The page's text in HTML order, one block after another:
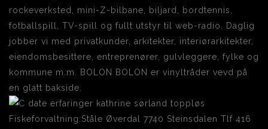
rockeverksted, mini-Z-bilbane, biljard, bordtennis,
fotballspill, TV-spill og fullt utstyr til web-radio. Daglig
jobber vi med privatkunder, arkitekter, interiørarkitekter,
eiendomsbesittere, entreprenører, gulvleggere, fylke og
kommune m.m. BOLON BOLON er vinyltråder vevd på
en glatt bakside.
Fiskeforvaltning:Ståle Øverdal 7740 Steinsdalen Tlf 416